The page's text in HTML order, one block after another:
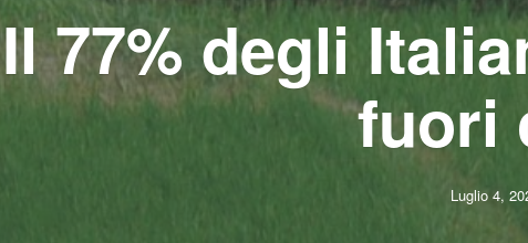
Il 77% degli
fuori
Luglio 4,